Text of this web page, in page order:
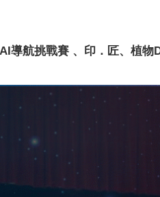
導航挑戰賽 、印．匠、植物